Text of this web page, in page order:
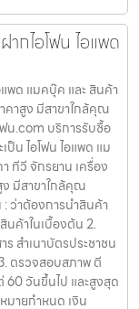
กไอโฟน ไอแพด
พด แมคบุ๊ค และ สินค้า
าคาสูง มีสาขาใกล้คุณ
ฟน.com บริการรับซื้อ
ป็น ไอโฟน ไอแพด แม
ทีวี จักรยาน เครื่อง
ง มีสาขาใกล้คุณ
: ว่าต้องการนำสินค้า
นค้าในเบื้องต้น 2.
สำเนาบัตรประชาชน
ตรวจสอบสภาพ ตี
60 วันขึ้นไป และสูงสุด
มายกำหนด เงิน